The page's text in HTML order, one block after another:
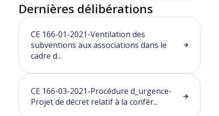
Dernières délibérations
CE 166-01-2021-Ventilation des
subventions aux associations dans le
cadre d...
CE 166-03-2021-Procédure d_urgence-
Projet de décret relatif à la confér...